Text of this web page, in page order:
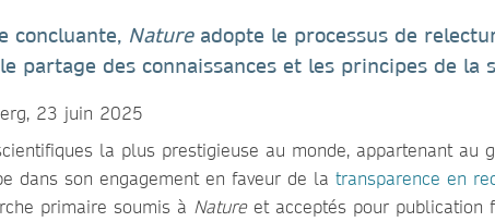
concluante, Nature adopte le processus de
partage des connaissances et les principes de la
23 juin 2025
la plus prestigieuse au monde, appartenant au
dans son engagement en faveur de la transparence en
primaire soumis à Natureet acceptés pour publication